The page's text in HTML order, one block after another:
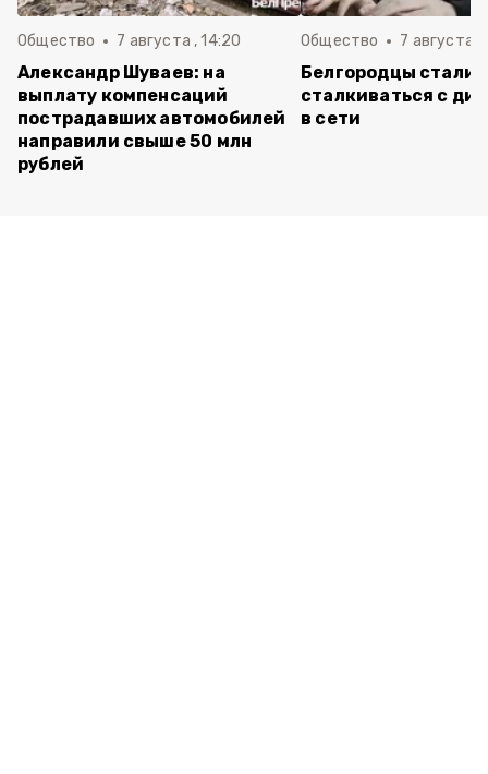
Общество 7 августа , 14:20
Александр Шуваев: на
выплату компенсаций
пострадавших автомобилей
направили свыше 50 млн
рублей
Общество 7 августа ,
Белгородцы стали
сталкиваться с
в сети